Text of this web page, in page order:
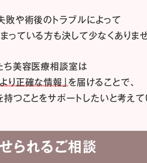
敗や術後のトラブルによって
っている方も決して少なくありませ
ち美容医療相談室は
より正確な情報」を届けることで、
つことをサポートしたいと考えて
られるご相談